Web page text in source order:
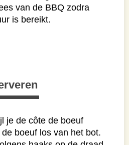
tot een
46 graden Celsius. Als
is bereikt, haal je de